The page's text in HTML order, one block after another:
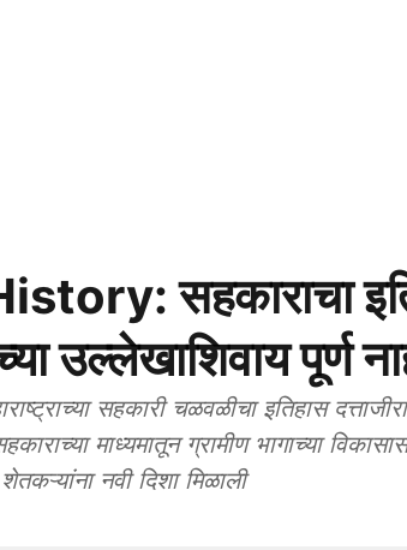
सहकाराचा
उल्लेखाशिवाय पूर्ण
सहकारी चळवळीचा इतिहास
माध्यमातून ग्रामीण भागाच्या
नवी दिशा मिळाली